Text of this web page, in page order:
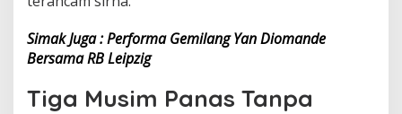
Simak Juga : Performa Gemilang Yan Diomande
Bersama RB Leipzig
Tiga Musim Panas Tanpa